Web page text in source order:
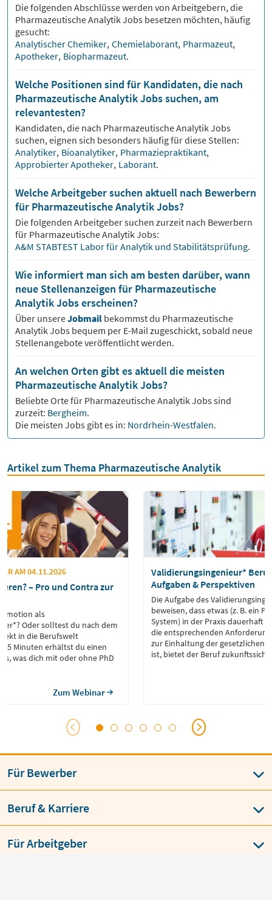
Die folgenden Abschlüsse werden von Arbeitgebern, die
Pharmazeutische AnalytikJobs besetzen möchten, häufig
gesucht:
Analytischer Chemiker, Chemielaborant, Pharmazeut,
Apotheker, Biopharmazeut.
Welche Positionen sind für Kandidaten, die nach
Pharmazeutische Analytik Jobs suchen, am
relevantesten?
Kandidaten, die nach Pharmazeutische AnalytikJobs
suchen, eignen sich besonders häufig für diese Stellen:
Analytiker, Bioanalytiker, Pharmaziepraktikant,
Approbierter Apotheker, Laborant.
Welche Arbeitgeber suchen aktuell nach Bewerbern
für Pharmazeutische Analytik Jobs?
Die folgenden Arbeitgeber suchen zurzeit nach Bewerbern
für Pharmazeutische AnalytikJobs:
A&M STABTEST Labor für Analytik und Stabilitätsprüfung.
Wie informiert man sich am besten darüber, wann
neue Stellenanzeigen für Pharmazeutische
Analytik Jobs erscheinen?
Über unsereJobmail bekommst du Pharmazeutische
AnalytikJobs bequem per E-Mail zugeschickt, sobald neue
Stellenangebote veröffentlicht werden.
An welchen Orten gibt es aktuell die meisten
Pharmazeutische Analytik Jobs?
Beliebte Orte für Pharmazeutische AnalytikJobs sind
zurzeit: Bergheim.
Die meisten Jobs gibt es in: Nordrhein-Westfalen.
Artikel zum Thema Pharmazeutische Analytik
AM 04.11.2026
– Pro und Contra zur
als
Oder solltest du nach dem
in die Berufswelt
35 Minuten erhältst du einen
was dich mit oder ohne PhD
Zum Webinar
Validierungsingenieur*
Aufgaben & Perspektiven
Die Aufgabe des
beweisen, dass etwas (z. B. ein
System) in der Praxis dauerhaft
die entsprechenden
zur Einhaltung der gesetzlichen
ist, bietet der Beruf
Für Bewerber
Beruf & Karriere
Für Arbeitgeber